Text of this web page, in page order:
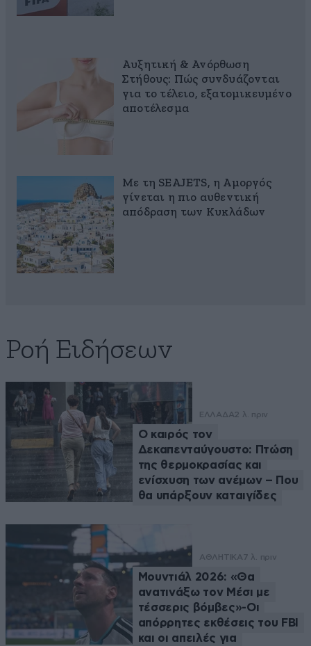
Αυξητική & Ανόρθωση
Στήθους: Πώς συνδυάζονται
για το τέλειο, εξατομικευμένο
αποτέλεσμα
Με τη SEAJETS, η Αμοργός
γίνεται η πιο αυθεντική
απόδραση των Κυκλάδων
Ροή Ειδήσεων
ΕΛΛΑΔΑ2 λ. πριν
Ο καιρός τον
Δεκαπενταύγουστο: Πτώση
της θερμοκρασίας και
ενίσχυση των ανέμων – Που
θα υπάρξουν καταιγίδες
ΑΘΛΗΤΙΚΑ7 λ. πριν
Μουντιάλ 2026: «Θα
ανατινάξω τον Μέσι με
τέσσερις βόμβες»-Οι
απόρρητες εκθέσεις του FBI
και οι απειλές για